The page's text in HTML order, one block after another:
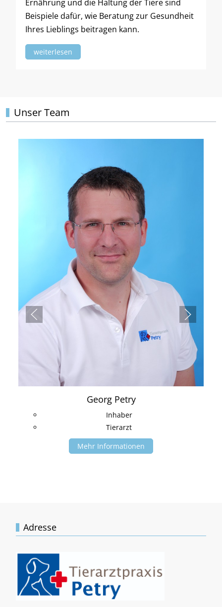
Ernährung und die Haltung der Tiere sind
Beispiele dafür, wie Beratung zur Gesundheit
Ihres Lieblings beitragen kann.
weiterlesen
Unser Team
Georg Petry
Inhaber
Tierarzt
Mehr Informationen
Adresse